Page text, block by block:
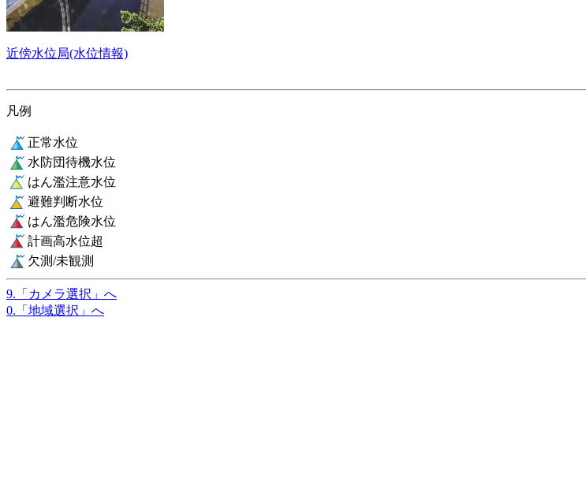
近傍水位局(水位情報)
凡例
正常水位
水防団待機水位
はん濫注意水位
避難判断水位
はん濫危険水位
計画高水位超
欠測/未観測
9.「カメラ選択」へ
0.「地域選択」へ